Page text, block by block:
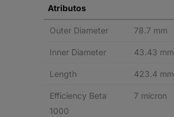
Atributos
Outer Diameter 78.7 mm
Inner Diameter 43.43 mm
Length 423.4 mm
Efficiency Beta
1000
7 micron